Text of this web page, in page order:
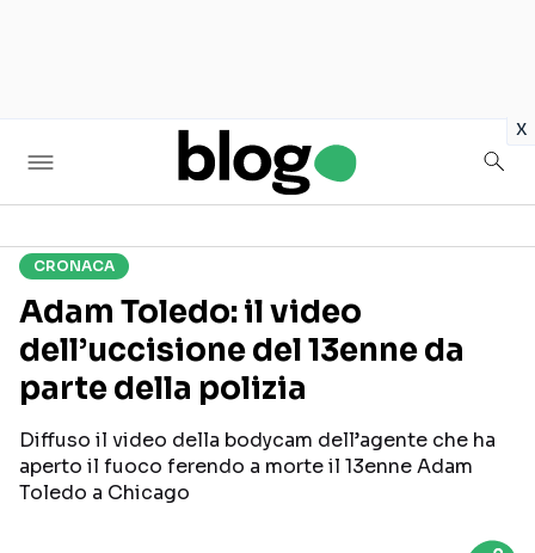
x
Seguici sui social
CRONACA
Adam Toledo: il video
dell’uccisione del 13enne da
parte della polizia
Diffuso il video della bodycam dell’agente che ha
aperto il fuoco ferendo a morte il 13enne Adam
Toledo a Chicago